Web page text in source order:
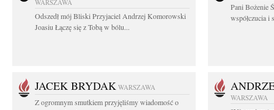
WARSZAWA
Odszedł mój Bliski Przyjaciel Andrzej Komorowski
Joasiu Łączę się z Tobą w bólu...
Pani Bożenie
współczucia i
JACEK BRYDAK WARSZAWA
Z ogromnym smutkiem przyjęliśmy wiadomość o
WARSZAWA